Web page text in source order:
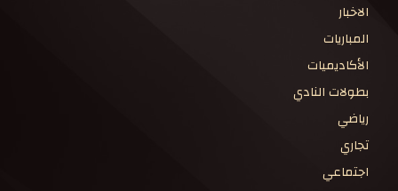
الاخبار
المباريات
الأكاديميات
بطولات النادي
رياضي
تجاري
اجتماعي